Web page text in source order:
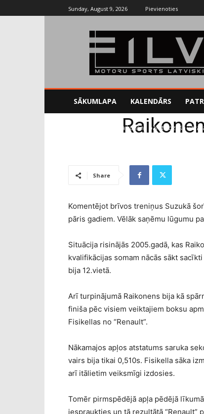
Sunday, August 9, 2026 Pievienoties
SĀKUMLAPA KALENDĀRS
Raikonena pārsteidzošā
Share
Komentējot brīvos treniņus Suzukā
pāris gadiem. Vēlāk saņēmu lūgumu
Situācija risinājās 2005.gadā, kas
kvalifikācijas somam nācās sākt
bija 12.vietā.
Arī turpinājumā Raikonens bija kā
finiša pēc visiem veiktajiem boksu
Fisikellas no “Renault”.
Nākamajos apļos atstatums saruka
vairs bija tikai 0,510s. Fisikella sāka
arī itālietim veiksmīgi izdosies.
Tomēr pirmspēdējā apļa pēdējā
iespraukties un tā rezultātā “Renault”